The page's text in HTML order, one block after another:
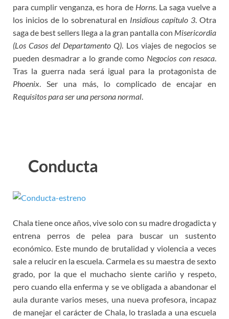
o
k
r
o
n
n
k
e
e
s
t
para cumplir venganza, es hora de Horns. La saga vuelve a
los inicios de lo sobrenatural en Insidious capítulo 3. Otra
saga de best sellers llega a la gran pantalla con Misericordia
(Los Casos del Departamento Q). Los viajes de negocios se
pueden desmadrar a lo grande como Negocios con resaca.
Tras la guerra nada será igual para la protagonista de
Phoenix. Ser una más, lo complicado de encajar en
Requisitos para ser una persona normal.
Conducta
Chala tiene once años, vive solo con su madre drogadicta y
entrena perros de pelea para buscar un sustento
económico. Este mundo de brutalidad y violencia a veces
sale a relucir en la escuela. Carmela es su maestra de sexto
grado, por la que el muchacho siente cariño y respeto,
pero cuando ella enferma y se ve obligada a abandonar el
aula durante varios meses, una nueva profesora, incapaz
de manejar el carácter de Chala, lo traslada a una escuela